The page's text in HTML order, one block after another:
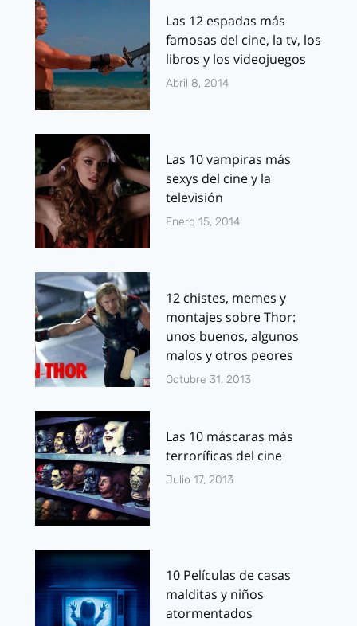
Las 12 espadas más
famosas del cine, la tv, los
libros y los videojuegos
Abril 8, 2014
Las 10 vampiras más
sexys del cine y la
televisión
Enero 15, 2014
12 chistes, memes y
montajes sobre Thor:
unos buenos, algunos
malos y otros peores
Octubre 31, 2013
Las 10 máscaras más
terroríficas del cine
Julio 17, 2013
10 Películas de casas
malditas y niños
atormentados